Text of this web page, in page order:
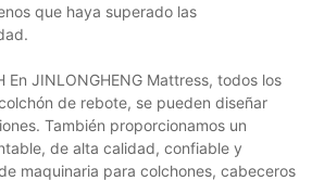
que haya superado las
En JINLONGHENG Mattress, todos los
de rebote, se pueden diseñar
También proporcionamos un
de alta calidad, confiable y
maquinaria para colchones, cabeceros